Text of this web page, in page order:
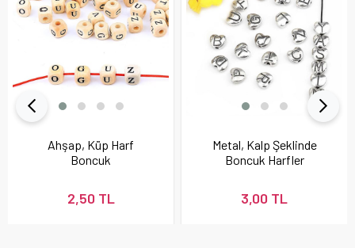
Ahşap, Küp Harf
Boncuk
2,50 TL
Metal, Kalp Şeklinde
Boncuk Harfler
3,00 TL